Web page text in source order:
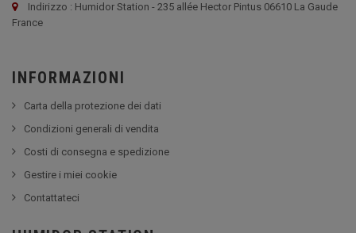
Indirizzo : Humidor Station - 235 allée Hector Pintus 06610 La Gaude
France
INFORMAZIONI
Carta della protezione dei dati
Condizioni generali di vendita
Costi di consegna e spedizione
Gestire i miei cookie
Contattateci